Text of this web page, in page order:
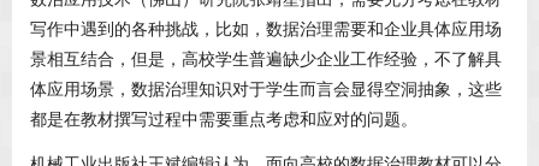
写作中遇到的各种挑战，比如，数据治理需要和企业具体应用场
景相互结合，但是，高校学生普遍缺少企业工作经验，不了解具
体应用场景，数据治理知识对于学生而言会显得空洞抽象，这些
都是在教材撰写过程中需要重点考虑和应对的问题。